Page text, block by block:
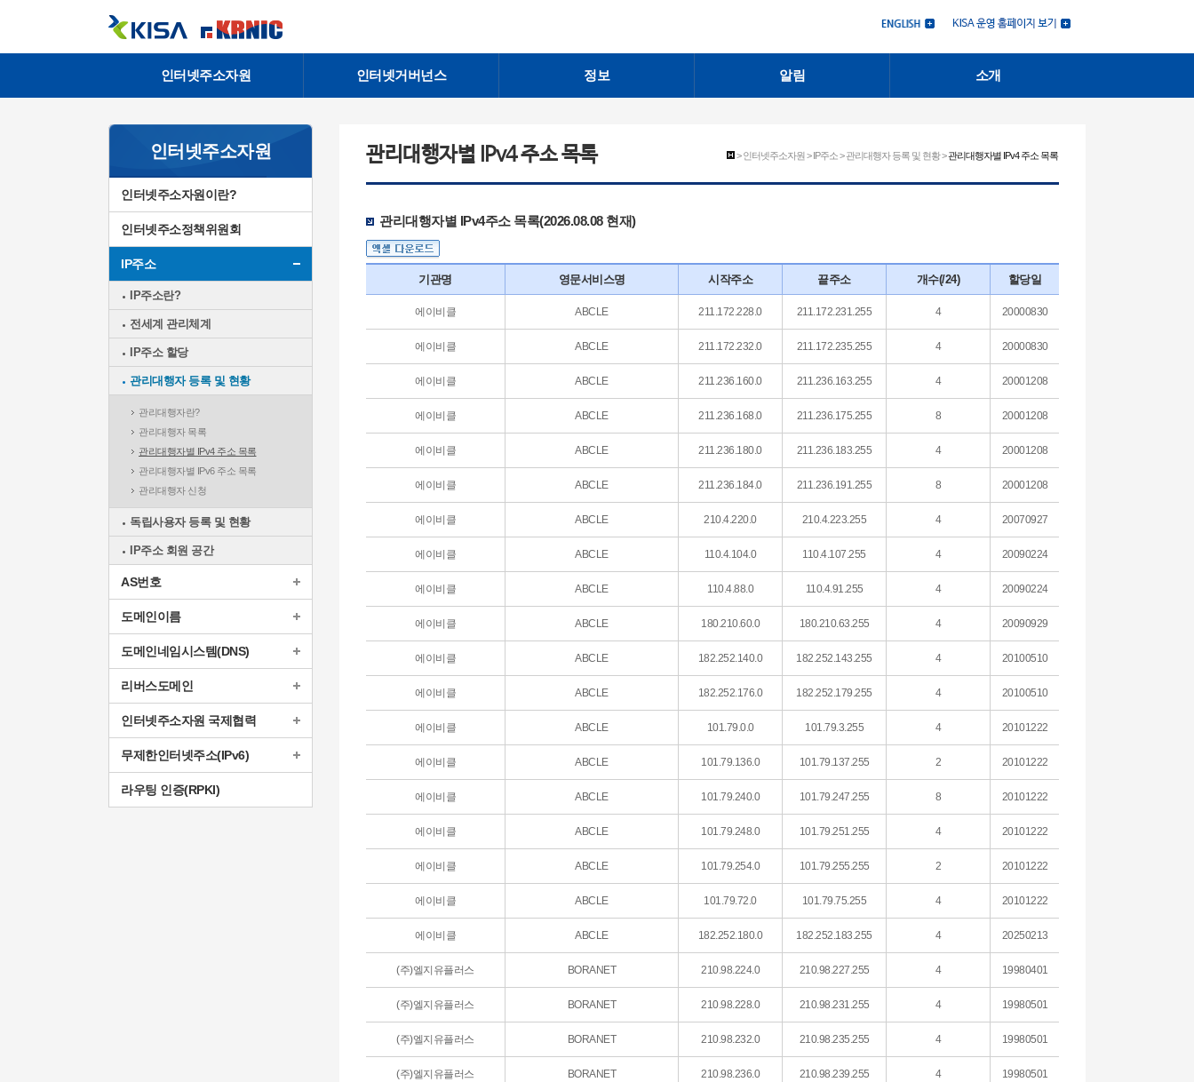
인터넷주소자원 인터넷거버넌스 정보 알림 소개
인터넷주소자원
인터넷주소자원이란?
인터넷주소정책위원회
IP주소
IP주소란?
전세계 관리체계
IP주소 할당
관리대행자 등록 및 현황
관리대행자란?
관리대행자 목록
관리대행자별 IPv4 주소 목록
관리대행자별 IPv6 주소 목록
관리대행자 신청
독립사용자 등록 및 현황
IP주소 회원 공간
AS번호
도메인이름
도메인네임시스템(DNS)
리버스도메인
인터넷주소자원 국제협력
무제한인터넷주소(IPv6)
라우팅 인증(RPKI)
관리대행자별 IPv4 주소 목록 > 인터넷주소자원 > IP주소 > 관리대행자 등록 및 현황 >관리대행자별 IPv4 주소 목록
관리대행자별 IPv4주소 목록(2026.08.08 현재)
기관명 영문서비스명 시작주소 끝주소 개수(/24) 할당일
에이비클 ABCLE 211.172.228.0 211.172.231.255 4 20000830
에이비클 ABCLE 211.172.232.0 211.172.235.255 4 20000830
에이비클 ABCLE 211.236.160.0 211.236.163.255 4 20001208
에이비클 ABCLE 211.236.168.0 211.236.175.255 8 20001208
에이비클 ABCLE 211.236.180.0 211.236.183.255 4 20001208
에이비클 ABCLE 211.236.184.0 211.236.191.255 8 20001208
에이비클 ABCLE 210.4.220.0 210.4.223.255 4 20070927
에이비클 ABCLE 110.4.104.0 110.4.107.255 4 20090224
에이비클 ABCLE 110.4.88.0 110.4.91.255 4 20090224
에이비클 ABCLE 180.210.60.0 180.210.63.255 4 20090929
에이비클 ABCLE 182.252.140.0 182.252.143.255 4 20100510
에이비클 ABCLE 182.252.176.0 182.252.179.255 4 20100510
에이비클 ABCLE 101.79.0.0 101.79.3.255 4 20101222
에이비클 ABCLE 101.79.136.0 101.79.137.255 2 20101222
에이비클 ABCLE 101.79.240.0 101.79.247.255 8 20101222
에이비클 ABCLE 101.79.248.0 101.79.251.255 4 20101222
에이비클 ABCLE 101.79.254.0 101.79.255.255 2 20101222
에이비클 ABCLE 101.79.72.0 101.79.75.255 4 20101222
에이비클 ABCLE 182.252.180.0 182.252.183.255 4 20250213
(주)엘지유플러스 BORANET 210.98.224.0 210.98.227.255 4 19980401
(주)엘지유플러스 BORANET 210.98.228.0 210.98.231.255 4 19980501
(주)엘지유플러스 BORANET 210.98.232.0 210.98.235.255 4 19980501
(주)엘지유플러스 BORANET 210.98.236.0 210.98.239.255 4 19980501